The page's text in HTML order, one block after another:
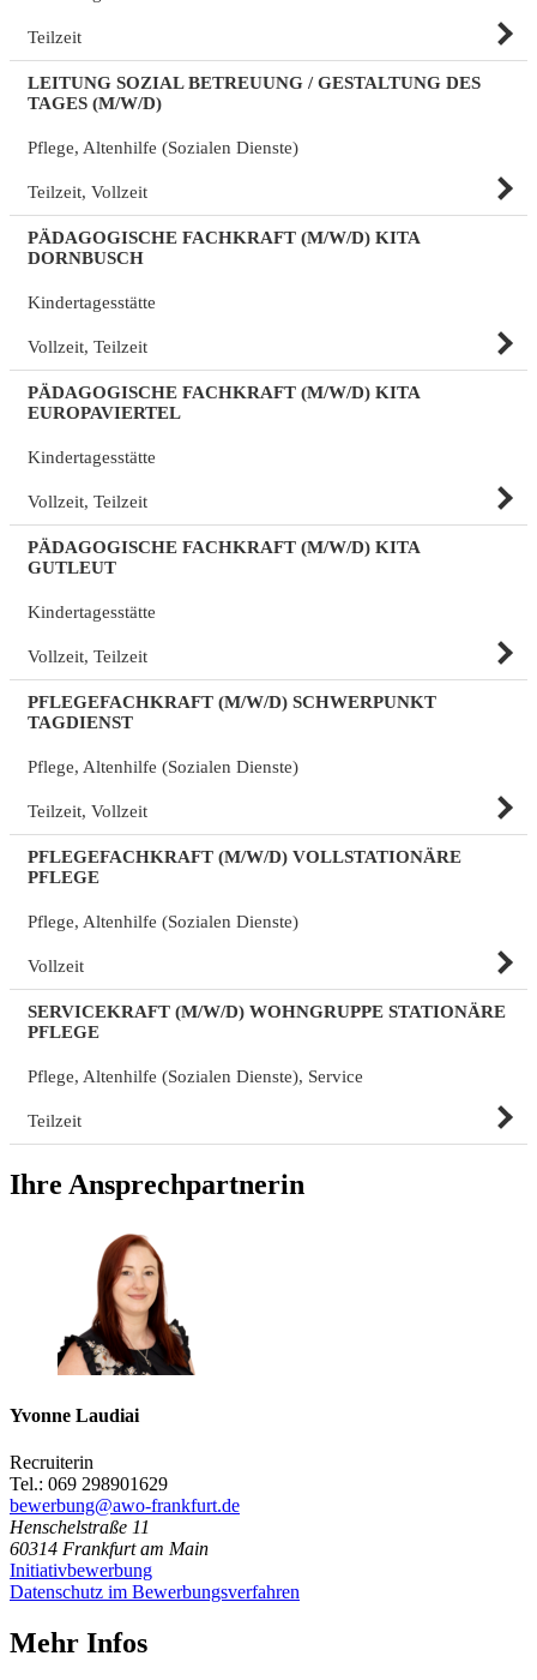
Teilzeit
LEITUNG SOZIAL BETREUUNG / GESTALTUNG DES
TAGES (M/W/D)
Pflege, Altenhilfe (Sozialen Dienste)
Teilzeit, Vollzeit
PÄDAGOGISCHE FACHKRAFT (M/W/D) KITA
DORNBUSCH
Kindertagesstätte
Vollzeit, Teilzeit
PÄDAGOGISCHE FACHKRAFT (M/W/D) KITA
EUROPAVIERTEL
Kindertagesstätte
Vollzeit, Teilzeit
PÄDAGOGISCHE FACHKRAFT (M/W/D) KITA
GUTLEUT
Kindertagesstätte
Vollzeit, Teilzeit
PFLEGEFACHKRAFT (M/W/D) SCHWERPUNKT
TAGDIENST
Pflege, Altenhilfe (Sozialen Dienste)
Teilzeit, Vollzeit
PFLEGEFACHKRAFT (M/W/D) VOLLSTATIONÄRE
PFLEGE
Pflege, Altenhilfe (Sozialen Dienste)
Vollzeit
SERVICEKRAFT (M/W/D) WOHNGRUPPE STATIONÄRE
PFLEGE
Pflege, Altenhilfe (Sozialen Dienste), Service
Teilzeit
Ihre Ansprechpartnerin
Yvonne Laudiai
Recruiterin
Tel.: 069 298901629
bewerbung@awo-frankfurt.de
Henschelstraße 11
60314 Frankfurt am Main
Initiativbewerbung
Datenschutz im Bewerbungsverfahren
Mehr Infos